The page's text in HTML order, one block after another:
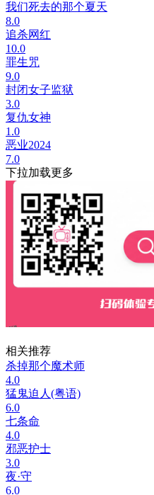
我们死去的那个夏天
8.0
追杀网红
10.0
罪生咒
9.0
封闭女子监狱
3.0
复仇女神
1.0
恶业2024
7.0
下拉加载更多
相关推荐
杀掉那个魔术师
4.0
猛鬼迫人(粤语)
6.0
七条命
4.0
邪恶护士
3.0
夜·守
6.0